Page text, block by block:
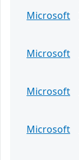
Microsoft
Microsoft
Microsoft
Microsoft